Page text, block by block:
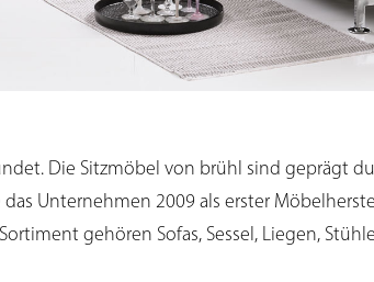
Die Sitzmöbel von brühl sind geprägt
Unternehmen 2009 als erster
gehören Sofas, Sessel, Liegen,